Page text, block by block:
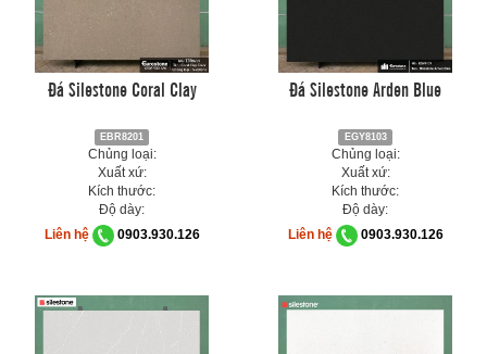
Đá Silestone Coral Clay
EBR8201
Chủng loại:
Xuất xứ:
Kích thước:
Độ dày:
Liên hệ
0903.930.126
Đá Silestone Arden Blue
EGY8103
Chủng loại:
Xuất xứ:
Kích thước:
Độ dày:
Liên hệ
0903.930.126